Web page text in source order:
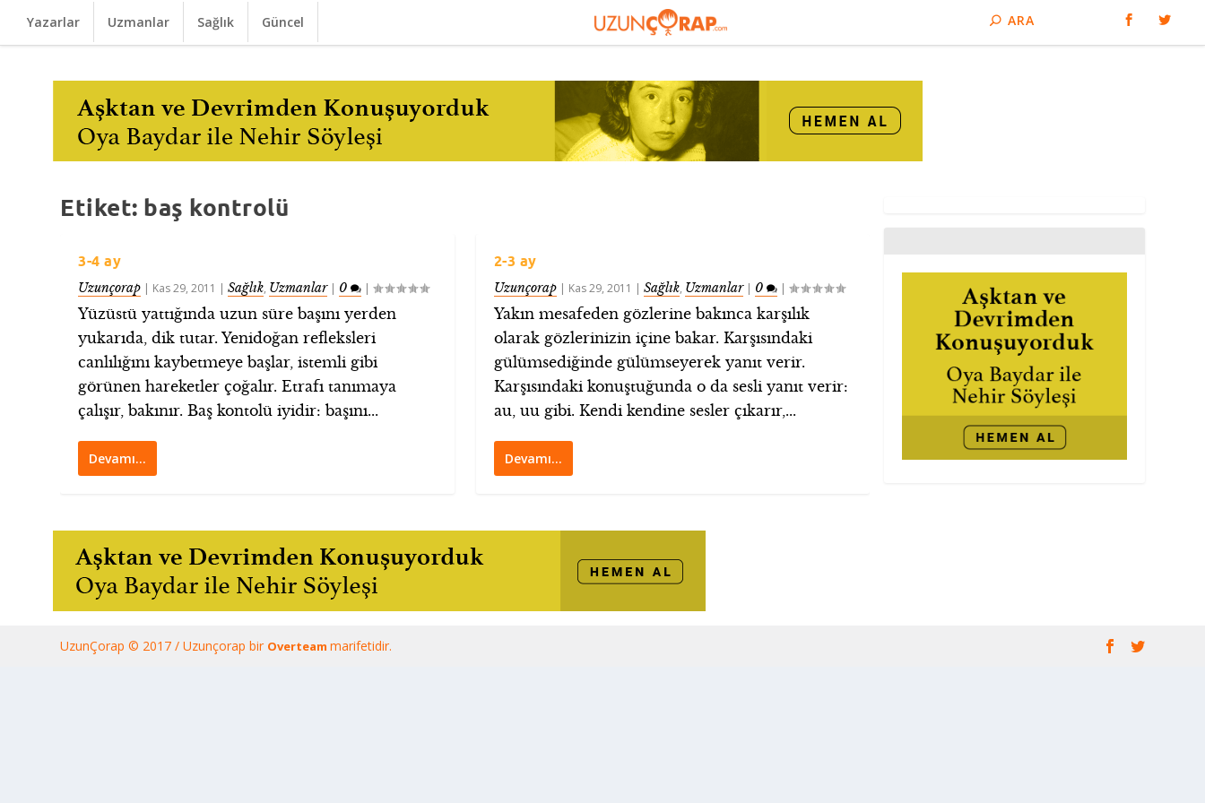
Yazarlar Uzmanlar Sağlık Güncel
Etiket: baş kontrolü
3-4 ay
Uzunçorap | Kas 29, 2011 |Sağlık, Uzmanlar| 0 |
Yüzüstü yattığında uzun süre başını yerden
yukarıda, dik tutar. Yenidoğan refleksleri
canlılığını kaybetmeye başlar, istemli gibi
görünen hareketler çoğalır. Etrafı tanımaya
çalışır, bakınır. Baş kontolü iyidir: başını...
Devamı…
2-3 ay
Uzunçorap| Kas 29, 2011 | Sağlık, Uzmanlar| 0 |
Yakın mesafeden gözlerine bakınca karşılık
olarak gözlerinizin içine bakar. Karşısındaki
gülümsediğinde gülümseyerek yanıt verir.
Karşısındaki konuştuğunda o da sesli yanıt verir:
au, uu gibi. Kendi kendine sesler çıkarır,...
Devamı…
UzunÇorap © 2017 / Uzunçorap bir Overteammarifetidir.